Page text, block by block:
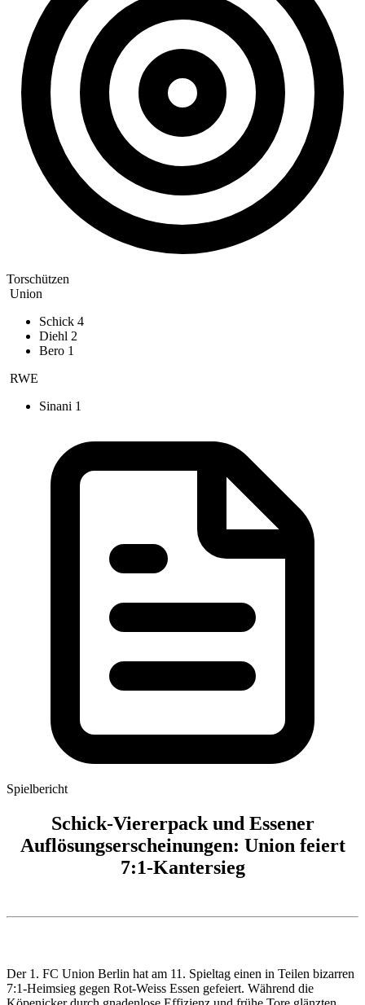
Torschützen
Union
Schick 4
Diehl 2
Bero 1
RWE
Sinani 1
Spielbericht
Schick-Viererpack und Essener
Auflösungserscheinungen: Union feiert
7:1-Kantersieg
Der 1. FC Union Berlin hat am 11. Spieltag einen in Teilen bizarren
7:1-Heimsieg gegen Rot-Weiss Essen gefeiert. Während die